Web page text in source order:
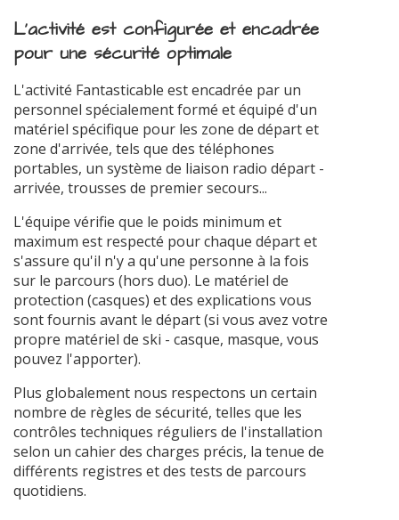
L'activité est configurée et encadrée
pour une sécurité optimale
L'activité Fantasticable est encadrée par un
personnel spécialement formé et équipé d'un
matériel spécifique pour les zone de départ et
zone d'arrivée, tels que des téléphones
portables, un système de liaison radio départ -
arrivée, trousses de premier secours...
L'équipe vérifie que le poids minimum et
maximum est respecté pour chaque départ et
s'assure qu'il n'y a qu'une personne à la fois
sur le parcours (hors duo). Le matériel de
protection (casques) et des explications vous
sont fournis avant le départ (si vous avez votre
propre matériel de ski - casque, masque, vous
pouvez l'apporter).
Plus globalement nous respectons un certain
nombre de règles de sécurité, telles que les
contrôles techniques réguliers de l'installation
selon un cahier des charges précis, la tenue de
différents registres et des tests de parcours
quotidiens.